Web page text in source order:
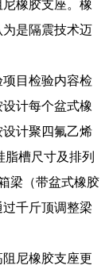
橡胶支座。橡
是隔震技术迈
目检验内容检
计每个盆式橡
计聚四氟乙烯
槽尺寸及排列
梁（带盆式橡胶
千斤顶调整梁
尼橡胶支座更